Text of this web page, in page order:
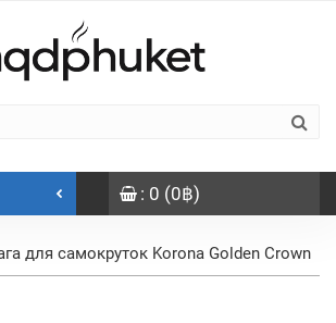
: 0 (0฿)
для самокруток Korona Golden Crown